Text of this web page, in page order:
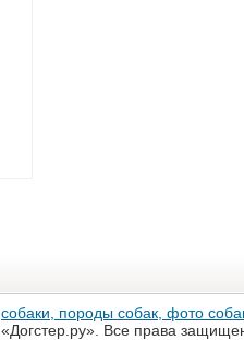
собаки, породы собак, фото
«Догстер.ру». Все права